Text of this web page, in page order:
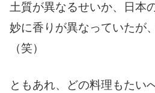
土質が異なるせいか、日本
妙に香りが異なっていたが
（笑）
ともあれ、どの料理もたい